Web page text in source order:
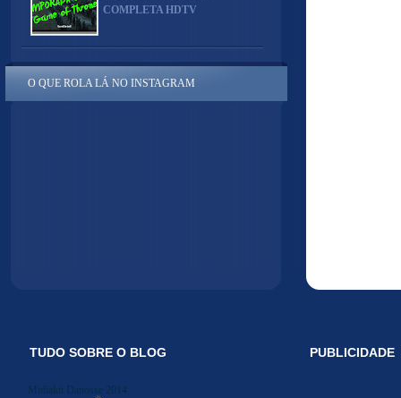
COMPLETA HDTV
O QUE ROLA LÁ NO INSTAGRAM
TUDO SOBRE O BLOG
Midiakit Danosse 2014
PUBLICIDADE